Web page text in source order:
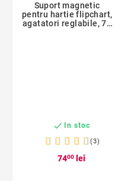
Suport magnetic
pentru hartie flipchart,
agatatori reglabile, 70
 In stoc
(3)
7400lei